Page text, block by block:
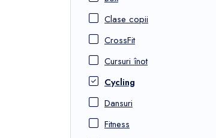
Clase copii
CrossFit
Cursuri înot
Cycling
Dansuri
Fitness